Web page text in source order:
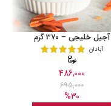
آجیل خلیجی – 370 گرم
آبادان
486,000
695,000
%30